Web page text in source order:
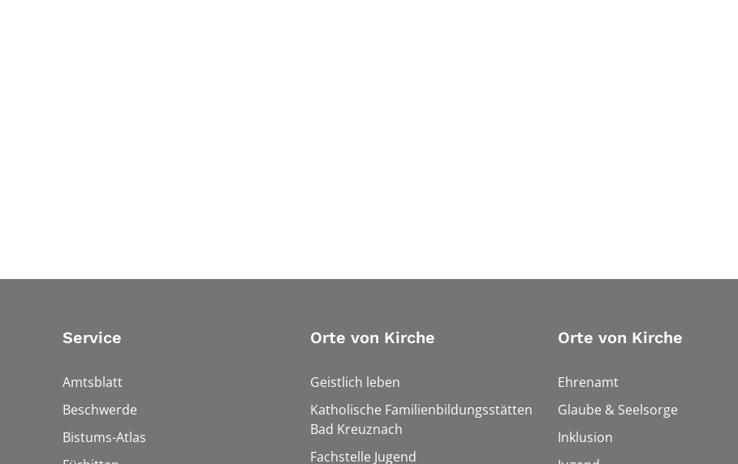
Service
Amtsblatt
Beschwerde
Bistums-Atlas
Orte von Kirche
Geistlich leben
Katholische Familienbildungsstätten
Bad Kreuznach
Fachstelle Jugend
Orte von Kirche
Ehrenamt
Glaube & Seelsorge
Inklusion